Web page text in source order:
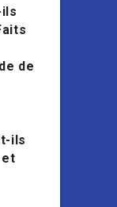
de
ils
et